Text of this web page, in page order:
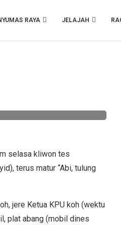
RAYA JELAJAH
selasa kliwon tes
terus matur “Abi, tulung
jere Ketua KPU koh (wektu
plat abang (mobil dines